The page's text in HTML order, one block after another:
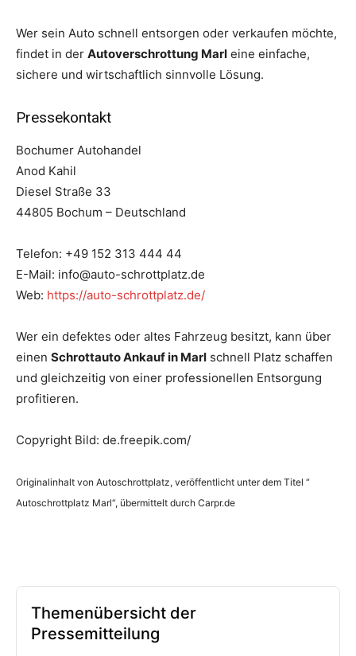
Wer sein Auto schnell entsorgen oder verkaufen möchte,
findet in der Autoverschrottung Marl eine einfache,
sichere und wirtschaftlich sinnvolle Lösung.
Pressekontakt
Bochumer Autohandel
Anod Kahil
Diesel Straße 33
44805 Bochum – Deutschland
Telefon: +49 152 313 444 44
E-Mail: info@auto-schrottplatz.de
Web: https://auto-schrottplatz.de/
Wer ein defektes oder altes Fahrzeug besitzt, kann über
einen Schrottauto Ankauf in Marl schnell Platz schaffen
und gleichzeitig von einer professionellen Entsorgung
profitieren.
Copyright Bild: de.freepik.com/
Originalinhalt von Autoschrottplatz, veröffentlicht unter dem Titel “
Autoschrottplatz Marl“, übermittelt durch Carpr.de
Themenübersicht der
Pressemitteilung